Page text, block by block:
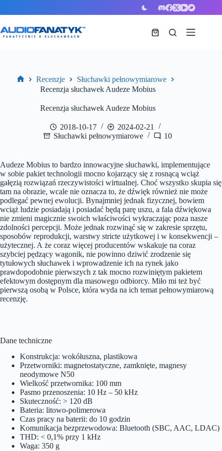
Koszyk
Strona
Recenzje
Słuchawki pełnowymiarowe
Recenzja słuchawek Audeze Mobius
Recenzja słuchawek Audeze Mobius
2018-10-17
2024-02-21
Słuchawki pełnowymiarowe
10
Audeze Mobius to bardzo innowacyjne słuchawki, implementujące
w sobie pakiet technologii mocno kojarzący się z rosnącą wciąż
gałęzią rozwiązań rzeczywistości wirtualnej. Choć wszystko skupia się
tam na obrazie, wcale nie oznacza to, że dźwięk również nie może
podlegać pewnej ewolucji. Bynajmniej jednak fizycznej, bowiem
wciąż ludzie posiadają i posiadać będą parę uszu, a fala dźwiękowa
nie zmieni magicznie swoich właściwości wykraczając poza nasze
zdolności percepcji. Może jednak rozwinąć się w zakresie sprzętu,
sposobów reprodukcji, warstwy stricte użytkowej i w konsekwencji –
użytecznej. A że coraz więcej producentów wskakuje na coraz
szybciej pędzący wagonik, nie powinno dziwić zrodzenie się
tytułowych słuchawek i wprowadzenie ich na rynek jako
prawdopodobnie pierwszych z tak mocno rozwiniętym pakietem
efektowym dostępnym dla masowego odbiorcy. Miło mi też być
pierwszą osobą w Polsce, która wyda na ich temat pełnowymiarową
recenzję.
Dane techniczne
Konstrukcja: wokółuszna, plastikowa
Przetworniki: magnetostatyczne, zamknięte, magnesy
neodymowe N50
Wielkość przetwornika: 100 mm
Pasmo przenoszenia: 10 Hz – 50 kHz
Skuteczność: > 120 dB
Bateria: litowo-polimerowa
Czas pracy na baterii: do 10 godzin
Komunikacja bezprzewodowa: Bluetooth (SBC, AAC, LDAC)
THD: < 0,1% przy 1 kHz
Waga: 350 g